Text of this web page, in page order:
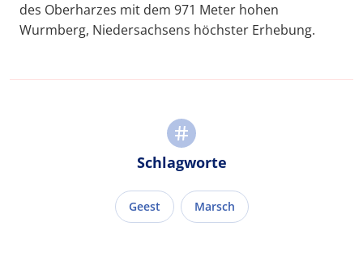
des Oberharzes mit dem 971 Meter hohen
Wurmberg, Niedersachsens höchster Erhebung.
Schlagworte
Geest Marsch